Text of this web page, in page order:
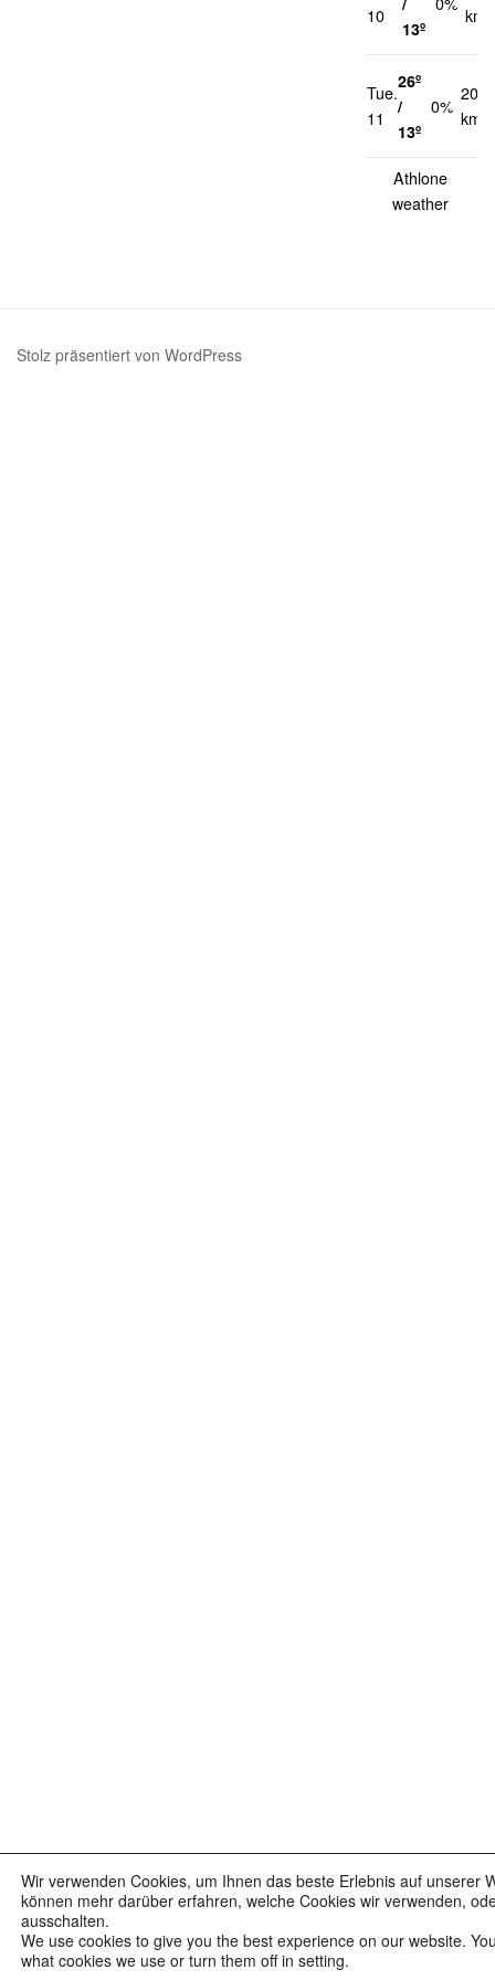
10
13º
km/
Tue.
11
26º
/
13º
0%
20
km/h
Athlone
weather
Stolz präsentiert von WordPress
Wir verwenden Cookies, um Ihnen das beste Erlebnis auf unserer
können mehr darüber erfahren, welche Cookies wir verwenden,
ausschalten.
We use cookies to give you the best experience on our website.
what cookies we use or turn them off in setting.